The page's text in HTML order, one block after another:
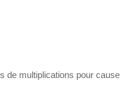
de multiplications pour cause